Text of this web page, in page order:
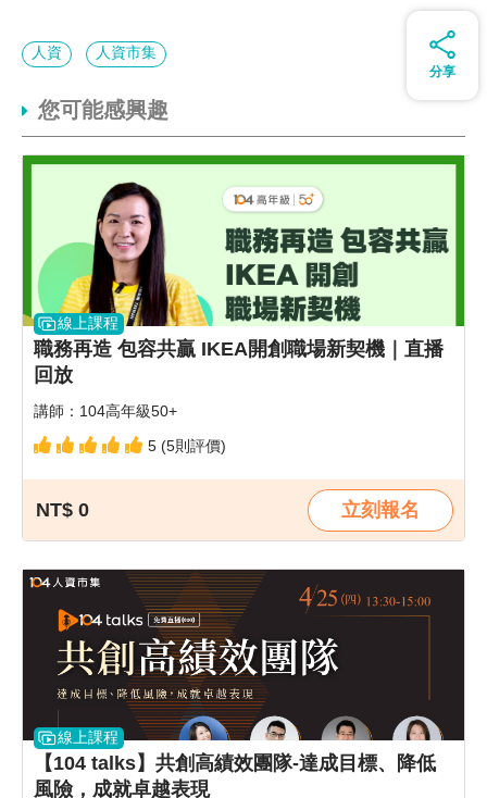
分享
人資 人資市集
您可能感興趣
線上課程
職務再造 包容共贏 IKEA開創職場新契機｜直播
回放
講師：104高年級50+
5 (5則評價)
NT$ 0 立刻報名
線上課程
【104 talks】共創高績效團隊-達成目標、降低
風險，成就卓越表現